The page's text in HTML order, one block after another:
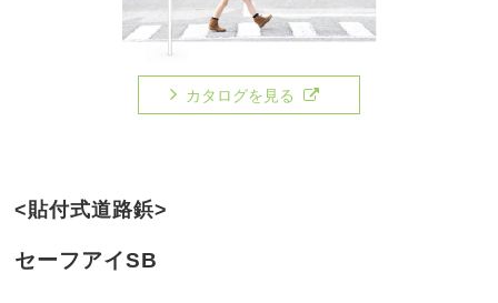
カタログを見る
<貼付式道路鋲>
セーフアイSB